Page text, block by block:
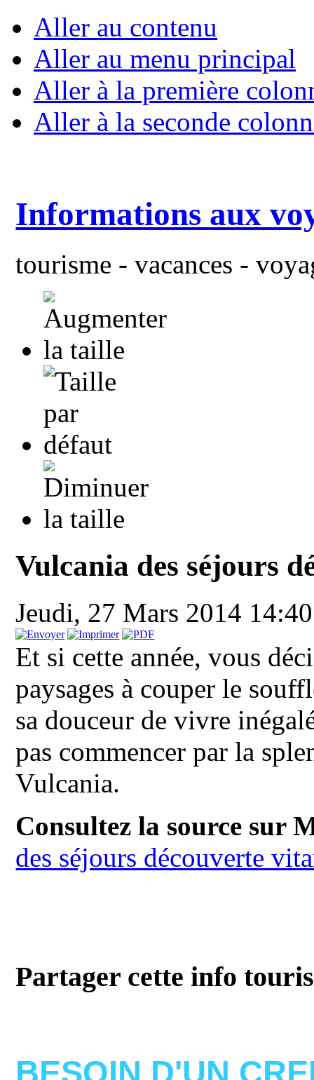
Aller au contenu
Aller au menu principal
Aller à la première
Aller à la seconde
Informations aux
tourisme - vacances -
Vulcania des séjours
Jeudi, 27 Mars 2014
Et si cette année, vous
paysages à couper le
sa douceur de vivre
pas commencer par la
Vulcania.
Consultez la source sur
des séjours découverte
Partager cette info
BESOIN D'UN